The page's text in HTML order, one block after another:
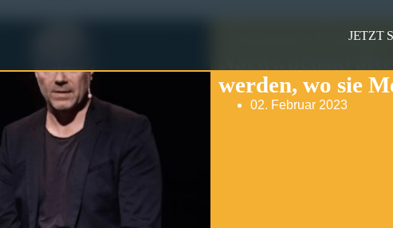
JETZT
Christian
werden, wo sie
02. Februar 2023